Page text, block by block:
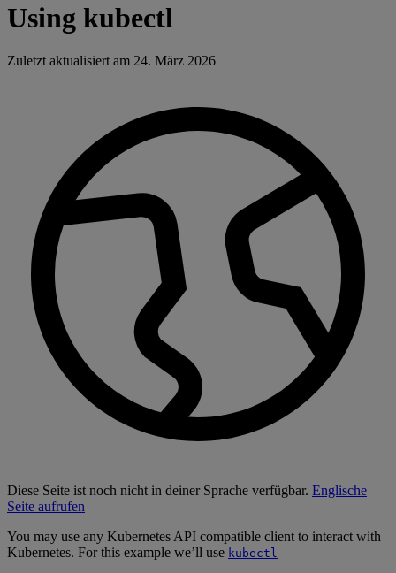
Using kubectl
Zuletzt aktualisiert am 24. März 2026
Diese Seite ist noch nicht in deiner Sprache verfügbar. Englische
Seite aufrufen
You may use any Kubernetes API compatible client to interact with
Kubernetes. For this example we’ll use kubectl